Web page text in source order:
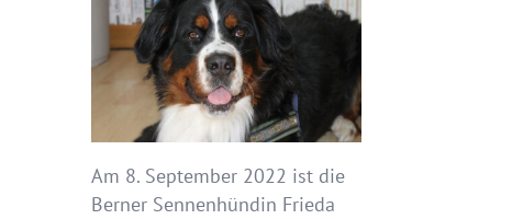
Am 8. September 2022 ist die
Berner Sennenhündin Frieda